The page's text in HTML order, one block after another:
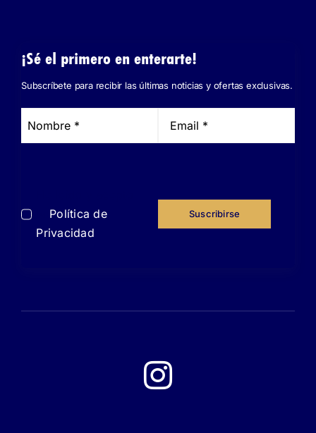
¡Sé el primero en enterarte!
Subscríbete para recibir las últimas noticias y ofertas exclusivas.
Política de
Privacidad
Suscribirse